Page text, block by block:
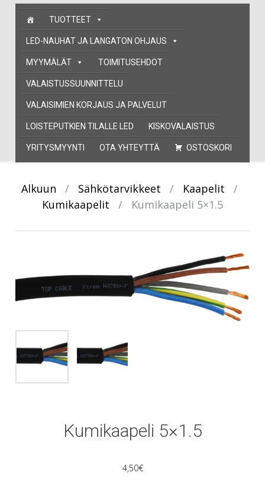
Skip
content
TUOTTEET
LED-NAUHAT JA LANGATON OHJAUS
MYYMÄLÄT TOIMITUSEHDOT
VALAISTUSSUUNNITTELU
VALAISIMIEN KORJAUS JA PALVELUT
LOISTEPUTKIEN TILALLE LED KISKOVALAISTUS
YRITYSMYYNTI OTA YHTEYTTÄ OSTOSKORI
Alkuun / Sähkötarvikkeet / Kaapelit
/
Kumikaapelit
/ Kumikaapeli 5×1.5
Kumikaapeli 5×1.5
4,50€